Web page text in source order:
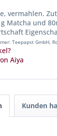
vermahlen.
Matcha und
Teepapst GmbH,
Aiya
Kunden